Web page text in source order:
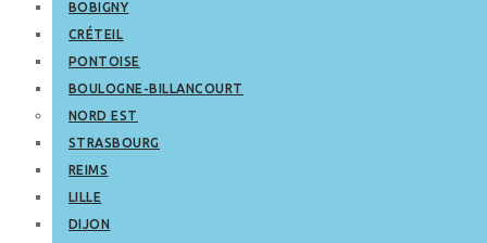
BOBIGNY
CRÉTEIL
PONTOISE
BOULOGNE-BILLANCOURT
NORD EST
STRASBOURG
REIMS
LILLE
DIJON